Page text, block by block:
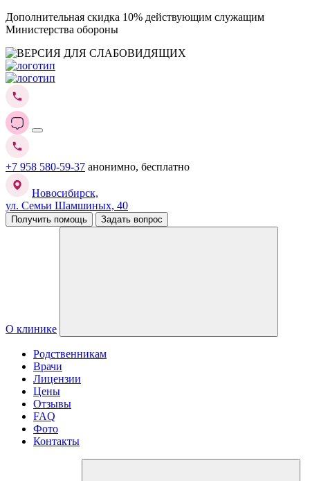
Дополнительная скидка 10% действующим служащим
Министерства обороны
+7 958 580-59-37 анонимно, бесплатно
Новосибирск,
ул. Семьи Шамшиных, 40
Получить помощь Задать вопрос
О клинике
Родственникам
Врачи
Лицензии
Цены
Отзывы
FAQ
Фото
Контакты